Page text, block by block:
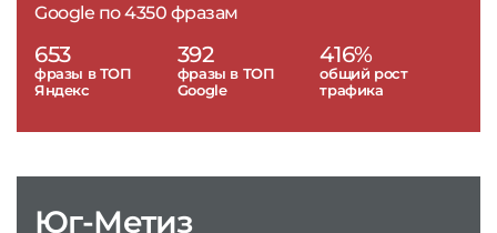
Google по 4350 фразам
653
фразы в ТОП
Яндекс
392
фразы в ТОП
Google
416%
общий рост
трафика
Юг-Метиз